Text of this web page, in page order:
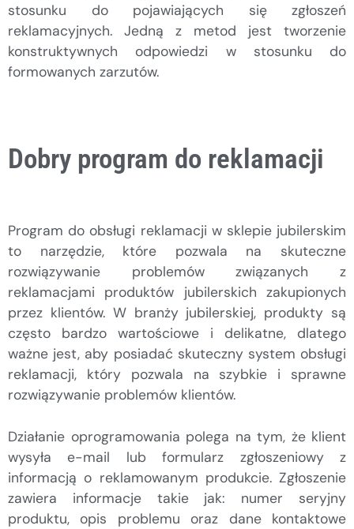
stosunku do pojawiających się zgłoszeń
reklamacyjnych. Jedną z metod jest tworzenie
konstruktywnych odpowiedzi w stosunku do
formowanych zarzutów.
Dobry program do reklamacji
Program do obsługi reklamacji w sklepie jubilerskim
to narzędzie, które pozwala na skuteczne
rozwiązywanie problemów związanych z
reklamacjami produktów jubilerskich zakupionych
przez klientów. W branży jubilerskiej, produkty są
często bardzo wartościowe i delikatne, dlatego
ważne jest, aby posiadać skuteczny system obsługi
reklamacji, który pozwala na szybkie i sprawne
rozwiązywanie problemów klientów.
Działanie oprogramowania polega na tym, że klient
wysyła e-mail lub formularz zgłoszeniowy z
informacją o reklamowanym produkcie. Zgłoszenie
zawiera informacje takie jak: numer seryjny
produktu, opis problemu oraz dane kontaktowe